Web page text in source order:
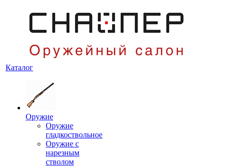
Каталог
Оружие
Оружие
гладкоствольное
Оружие с
нарезным
стволом